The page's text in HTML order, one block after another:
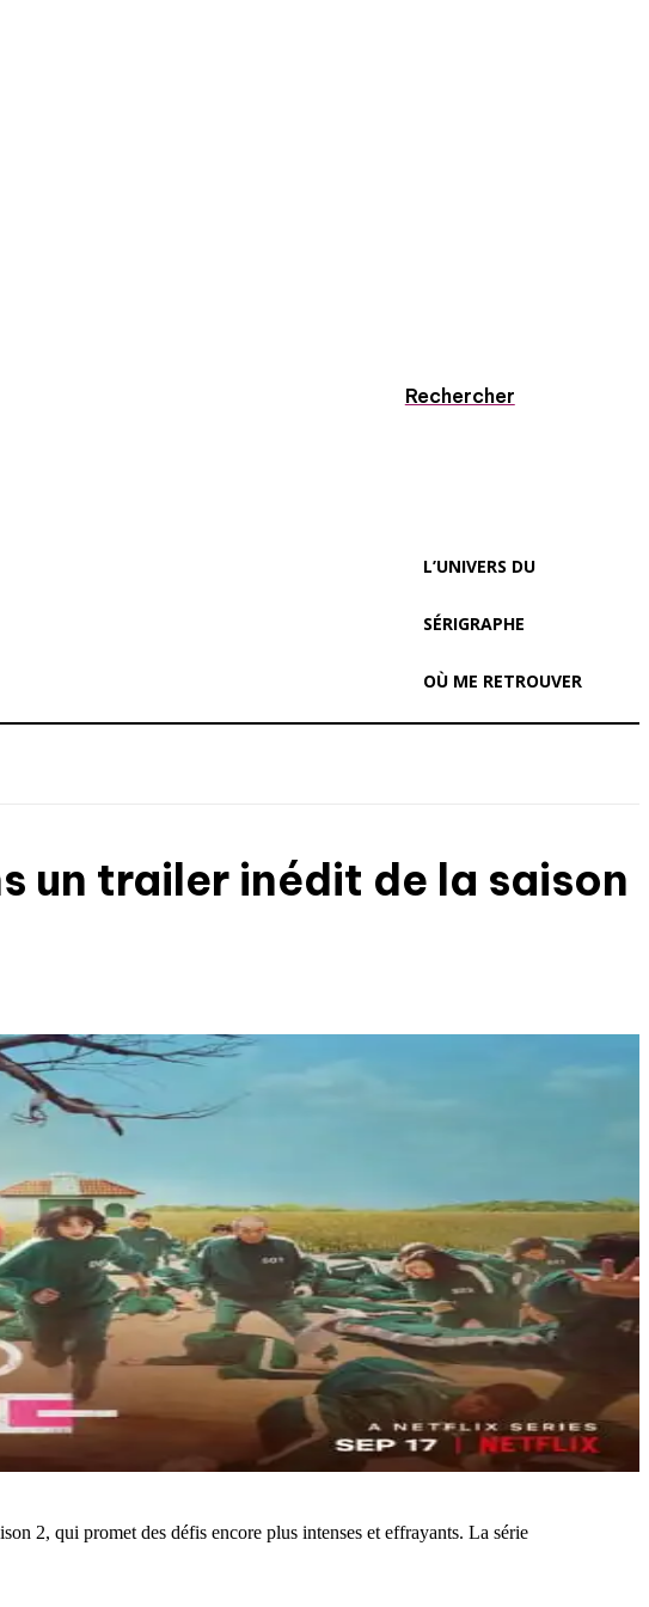
Rechercher
L’UNIVERS DU
SÉRIGRAPHE
OÙ ME RETROUVER
un trailer inédit de la saison
2, qui promet des défis encore plus intenses et effrayants. La série